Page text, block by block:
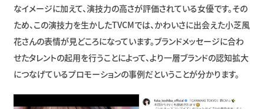
なイメージに加えて、演技力の高さが評価されている女優です。その
ため、この演技力を生かしたTVCMでは、かわいさに出会えた小芝風
花さんの表情が見どころになっています。ブランドメッセージに合わ
せたタレントの起用を行うことによって、より一層ブランドの認知拡大
につなげているプロモーションの事例だということが分かります。